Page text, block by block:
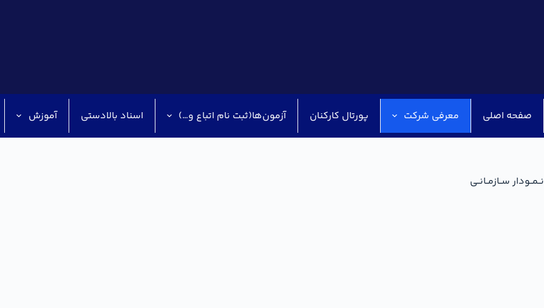
صفحه اصلی معرفی شرکت پورتال کارکنان آزمون‌ها(ثبت نام اتباع و…) اسناد بالادستی آموزش
نــمــودار ســازمــانــی